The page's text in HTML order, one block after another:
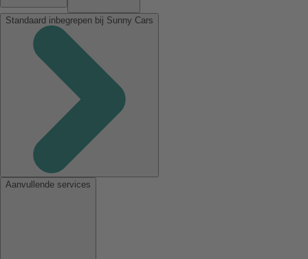
Standaard inbegrepen bij Sunny Cars
Aanvullende services